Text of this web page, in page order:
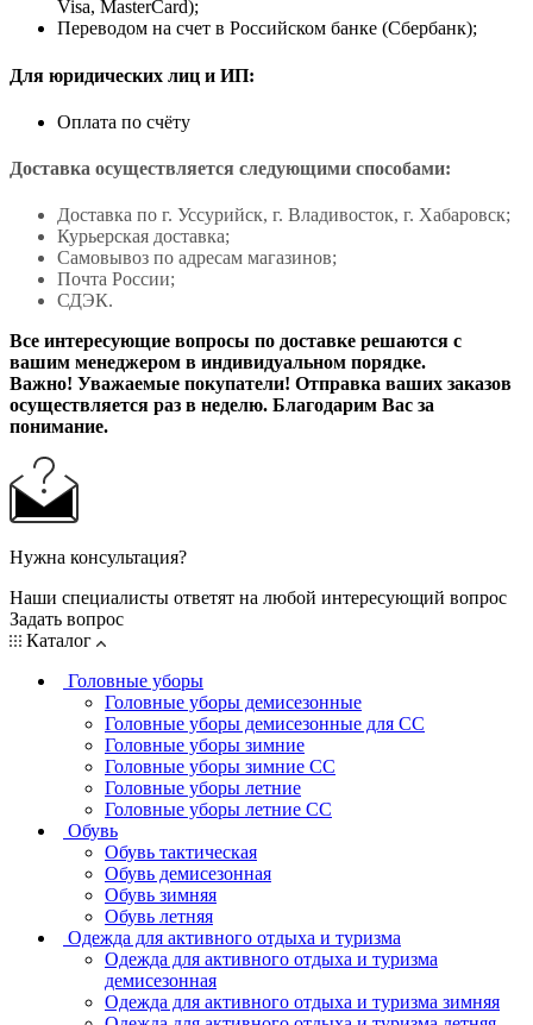
Visa, MasterCard);
Переводом на счет в Российском банке (Сбербанк);
Для юридических лиц и ИП:
Оплата по счёту
Доставка осуществляется следующими способами:
Доставка по г. Уссурийск, г. Владивосток, г. Хабаровск;
Курьерская доставка;
Самовывоз по адресам магазинов;
Почта России;
СДЭК.
Все интересующие вопросы по доставке решаются с
вашим менеджером в индивидуальном порядке.
Важно! Уважаемые покупатели! Отправка ваших заказов
осуществляется раз в неделю. Благодарим Вас за
понимание.
Нужна консультация?
Наши специалисты ответят на любой интересующий вопрос
Задать вопрос
Каталог
Головные уборы
Головные уборы демисезонные
Головные уборы демисезонные для СС
Головные уборы зимние
Головные уборы зимние СС
Головные уборы летние
Головные уборы летние СС
Обувь
Обувь тактическая
Обувь демисезонная
Обувь зимняя
Обувь летняя
Одежда для активного отдыха и туризма
Одежда для активного отдыха и туризма
демисезонная
Одежда для активного отдыха и туризма зимняя